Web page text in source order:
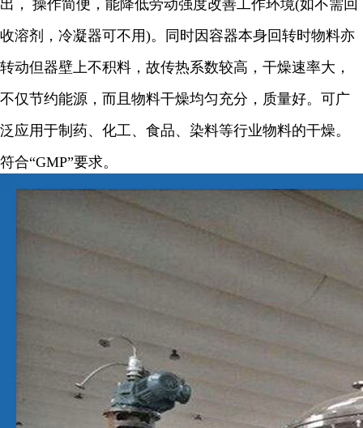
出， 操作简便，能降低劳动强度改善工作环境(如不需回
收溶剂，冷凝器可不用)。同时因容器本身回转时物料亦
转动但器壁上不积料，故传热系数较高，干燥速率大，
不仅节约能源，而且物料干燥均匀充分，质量好。可广
泛应用于制药、化工、食品、染料等行业物料的干燥。
符合“GMP”要求。